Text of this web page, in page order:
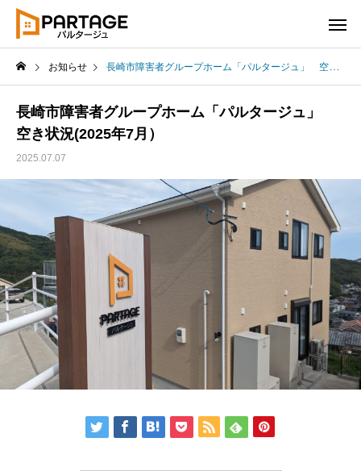
お知らせ 長崎市障害者グループホーム「パルタージュ」 空き状況(2025年7月）
長崎市障害者グループホーム「パルタージュ」
空き状況(2025年7月）
2025.07.07